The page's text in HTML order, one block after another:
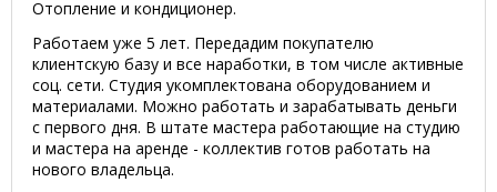
Отопление и кондиционер.
Работаем уже 5 лет. Передадим покупателю
клиентскую базу и все наработки, в том числе активные
соц. сети. Студия укомплектована оборудованием и
материалами. Можно работать и зарабатывать деньги
с первого дня. В штате мастера работающие на студию
и мастера на аренде - коллектив готов работать на
нового владельца.